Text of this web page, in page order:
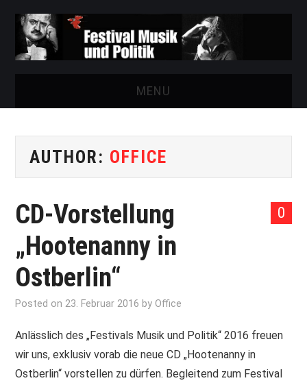
MENU
FESTIVAL
AUSSTELLUNGEN
ARCHIV
PRINT & CDS
IMPRESSUM
AUTHOR: OFFICE
0
CD-Vorstellung
„Hootenanny in
Ostberlin“
Posted on23. Februar 2016 byOffice
Anlässlich des „Festivals Musik und Politik“ 2016 freuen
wir uns, exklusiv vorab die neue CD „Hootenanny in
Ostberlin“ vorstellen zu dürfen. Begleitend zum Festival